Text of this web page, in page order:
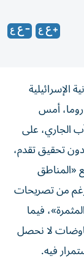
الإسرائيلية
روما، أمس
4 و6 أغسطس/ آب الجاري، على
تحقيق تقدم،
«المناطق
من تصريحات
فيما
لا نحصل
فيه.